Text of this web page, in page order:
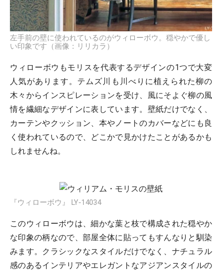
左手前の壁に使われているのがウィローボウ。穏やかで優し
い印象です（画像：リリカラ）
ウィローボウもモリスを代表するデザインの1つで大変
人気があります。テムズ川も川べりに植えられた柳の
木々からインスピレーションを受け、風にそよぐ柳の風
情を繊細なデザインに表しています。壁紙だけでなく、
カーテンやクッション、本やノートのカバーなどにも良
く使われているので、どこかで見かけたことがあるかも
しれませんね。
『ウィローボウ』 LY-14034
このウィローボウは、細かな葉と枝で構成された穏やか
な印象の柄なので、部屋全体に貼ってもすんなりと馴染
みます。クラシックなスタイルだけでなく、ナチュラル
感のあるインテリアやエレガントなアジアンスタイルの